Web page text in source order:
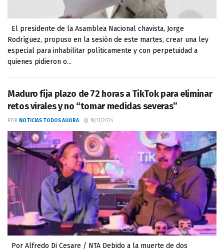
El presidente de la Asamblea Nacional chavista, Jorge
Rodríguez, propuso en la sesión de este martes, crear una ley
especial para inhabilitar políticamente y con perpetuidad a
quienes pidieron o...
Maduro fija plazo de 72 horas a TikTok para eliminar
retos virales y no “tomar medidas severas”
POR NOTICIAS TODOS AHORA 19/11/2024
Por Alfredo Di Cesare / NTA Debido a la muerte de dos